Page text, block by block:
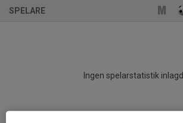
SPELARE
Ingen spelarstatistik inlagd